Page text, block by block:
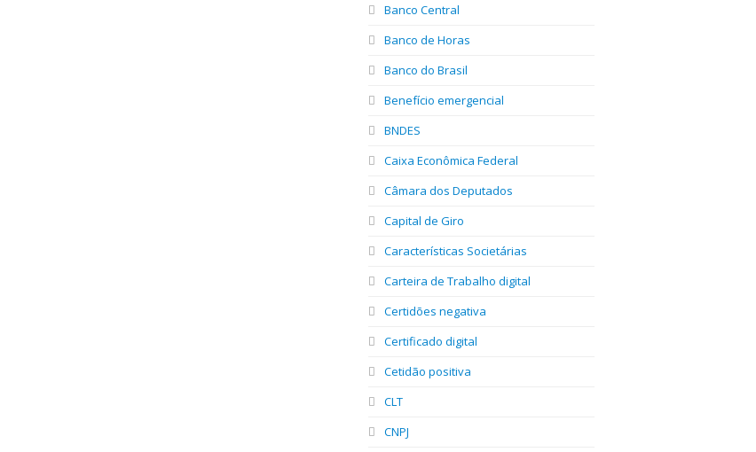
Banco Central
Banco de Horas
Banco do Brasil
Benefício emergencial
BNDES
Caixa Econômica Federal
Câmara dos Deputados
Capital de Giro
Características Societárias
Carteira de Trabalho digital
Certidões negativa
Certificado digital
Cetidão positiva
CLT
CNPJ